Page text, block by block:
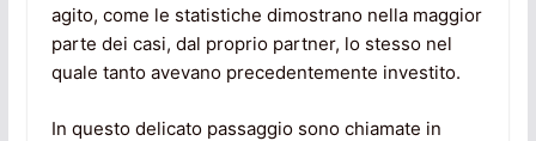
agito, come le statistiche dimostrano nella maggior
parte dei casi, dal proprio partner, lo stesso nel
quale tanto avevano precedentemente investito.
In questo delicato passaggio sono chiamate in